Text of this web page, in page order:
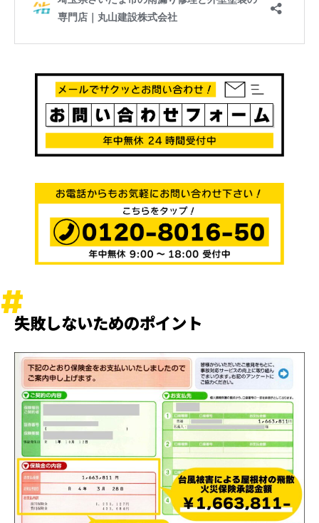
失敗しないためのポイント